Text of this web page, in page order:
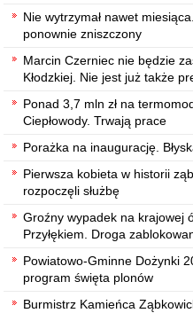
Nie wytrzymał nawet
ponownie zniszczony
Marcin Czerniec nie będzie
Kłodzkiej. Nie jest już także
Ponad 3,7 mln zł na
Ciepłowody. Trwają prace
Porażka na inaugurację.
Pierwsza kobieta w historii
rozpoczęli służbę
Groźny wypadek na krajowej
Przyłękiem. Droga
Powiatowo-Gminne Dożynki
program święta plonów
Burmistrz Kamieńca